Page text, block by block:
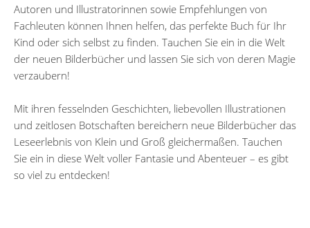
Autoren und Illustratorinnen sowie Empfehlungen von
Fachleuten können Ihnen helfen, das perfekte Buch für Ihr
Kind oder sich selbst zu finden. Tauchen Sie ein in die Welt
der neuen Bilderbücher und lassen Sie sich von deren Magie
verzaubern!
Mit ihren fesselnden Geschichten, liebevollen Illustrationen
und zeitlosen Botschaften bereichern neue Bilderbücher das
Leseerlebnis von Klein und Groß gleichermaßen. Tauchen
Sie ein in diese Welt voller Fantasie und Abenteuer – es gibt
so viel zu entdecken!